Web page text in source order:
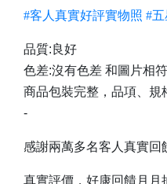
#客人真實好評實物照 #
品質:良好
色差:沒有色差 和圖片相
商品包裝完整，品項、規
-
感謝兩萬多名客人真實回
真實評價，好康回饋月月